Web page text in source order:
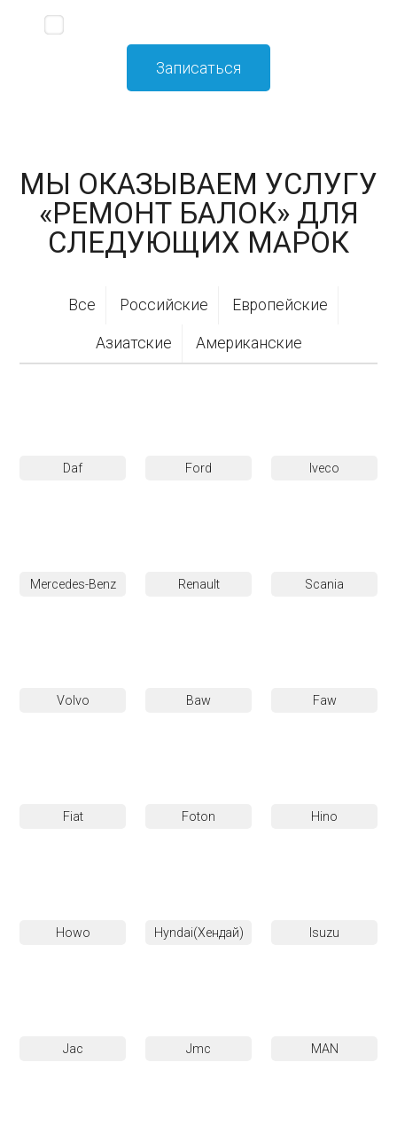
МЫ ОКАЗЫВАЕМ УСЛУГУ
«РЕМОНТ БАЛОК» ДЛЯ
СЛЕДУЮЩИХ МАРОК
Все Российские Европейские
Азиатские Американские
Daf Ford Iveco
Mercedes-Benz Renault Scania
Volvo Baw Faw
Fiat Foton Hino
Howo Hyndai(Хендай) Isuzu
Jac Jmc MAN